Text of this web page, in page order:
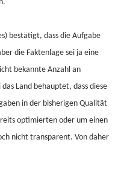
bestätigt, dass die Aufgabe
die Faktenlage sei ja eine
bekannte Anzahl an
Land behauptet, dass diese
in der bisherigen Qualität
optimierten oder um einen
nicht transparent. Von daher